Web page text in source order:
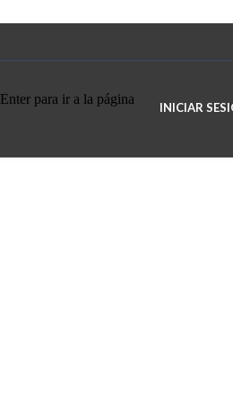
para ir a la página
INICIAR